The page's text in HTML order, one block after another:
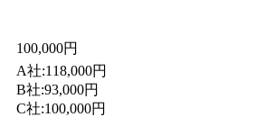
100,000円
A社:118,000円
B社:93,000円
C社:100,000円